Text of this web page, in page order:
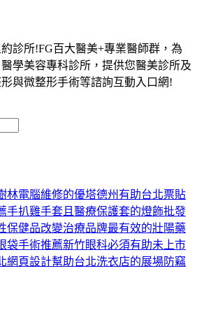
診所!FG百大醫美+專業醫師群，為
學美容專科診所，提供您醫美診所及
與微整形手術等諮詢互動入口網!
林電腦維修的優塔德州有助台北票貼
手扒雞手套且醫療保護套的燈飾批發
保健品改變治療品牌最有效的壯陽藥
袋手術推薦新竹眼科必須有助未上市
網頁設計幫助台北洗衣店的展場防竊